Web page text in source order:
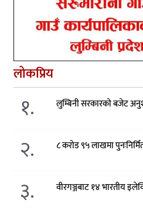
लोकप्रिय
१. लुम्बिनी सरकारको बजेट
२. ८ करोड ९५ लाखमा
३. वीरगञ्जबाट १४ भारतीय